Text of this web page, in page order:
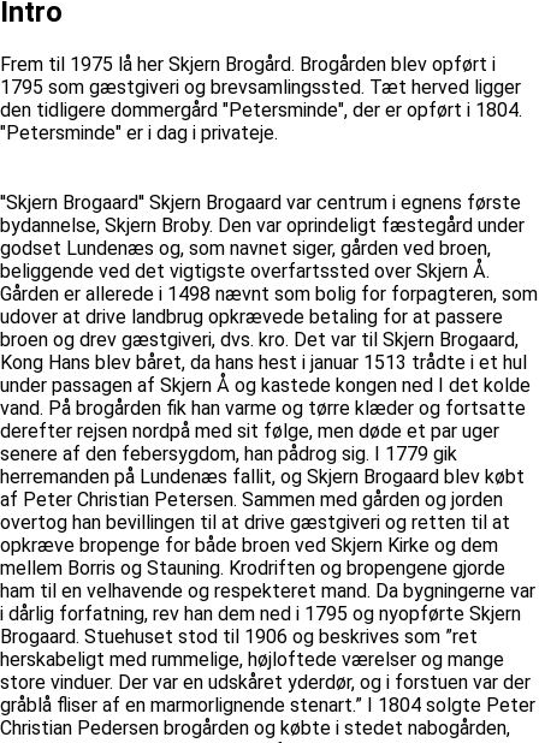
Intro
Frem til 1975 lå her Skjern Brogård. Brogården blev opført i
1795 som gæstgiveri og brevsamlingssted. Tæt herved ligger
den tidligere dommergård "Petersminde", der er opført i 1804.
"Petersminde" er i dag i privateje.
''Skjern Brogaard'' Skjern Brogaard var centrum i egnens første
bydannelse, Skjern Broby. Den var oprindeligt fæstegård under
godset Lundenæs og, som navnet siger, gården ved broen,
beliggende ved det vigtigste overfartssted over Skjern Å.
Gården er allerede i 1498 nævnt som bolig for forpagteren, som
udover at drive landbrug opkrævede betaling for at passere
broen og drev gæstgiveri, dvs. kro. Det var til Skjern Brogaard,
Kong Hans blev båret, da hans hest i januar 1513 trådte i et hul
under passagen af Skjern Å og kastede kongen ned I det kolde
vand. På brogården fik han varme og tørre klæder og fortsatte
derefter rejsen nordpå med sit følge, men døde et par uger
senere af den febersygdom, han pådrog sig. I 1779 gik
herremanden på Lundenæs fallit, og Skjern Brogaard blev købt
af Peter Christian Petersen. Sammen med gården og jorden
overtog han bevillingen til at drive gæstgiveri og retten til at
opkræve bropenge for både broen ved Skjern Kirke og dem
mellem Borris og Stauning. Krodriften og bropengene gjorde
ham til en velhavende og respekteret mand. Da bygningerne var
i dårlig forfatning, rev han dem ned i 1795 og nyopførte Skjern
Brogaard. Stuehuset stod til 1906 og beskrives som ”ret
herskabeligt med rummelige, højloftede værelser og mange
store vinduer. Der var en udskåret yderdør, og i forstuen var der
gråblå fliser af en marmorlignende stenart.” I 1804 solgte Peter
Christian Pedersen brogården og købte i stedet nabogården,